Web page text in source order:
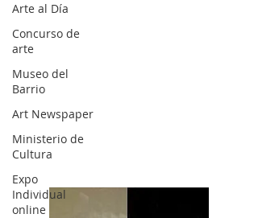
Arte al Día
Concurso de
arte
Museo del
Barrio
Art Newspaper
Ministerio de
Cultura
Expo
Individual
online